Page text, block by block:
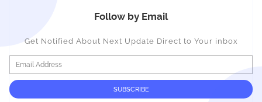
Follow by Email
Get Notified About Next Update Direct to Your inbox